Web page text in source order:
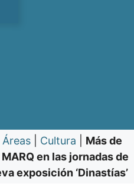
Áreas Cultura
Más de
en las jornadas de
exposición ‘Dinastías’